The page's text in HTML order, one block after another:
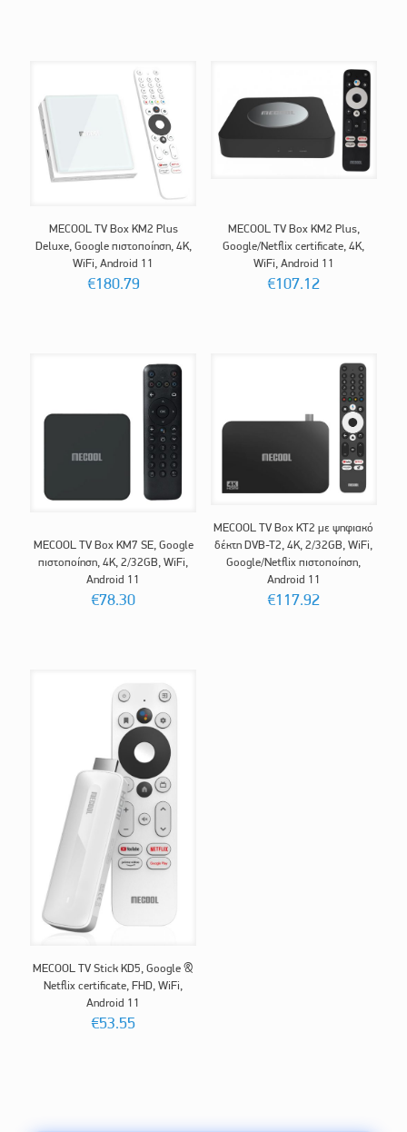
MECOOL TV Box KM2 Plus
Deluxe, Google πιστοποίηση, 4K,
WiFi, Android 11
€180.79
MECOOL TV Box KM2 Plus,
Google/Netflix certificate, 4K,
WiFi, Android 11
€107.12
MECOOL TV Box KM7 SE, Google
πιστοποίηση, 4K, 2/32GB, WiFi,
Android 11
€78.30
MECOOL TV Box KT2 με ψηφιακό
δέκτη DVB-T2, 4K, 2/32GB, WiFi,
Google/Netflix πιστοποίηση,
Android 11
€117.92
MECOOL TV Stick KD5, Google &
Netflix certificate, FHD, WiFi,
Android 11
€53.55